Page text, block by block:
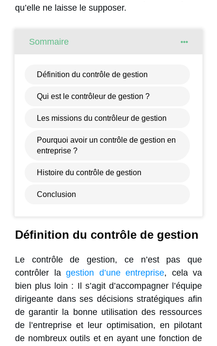
qu’elle ne laisse le supposer.
Sommaire
Définition du contrôle de gestion
Qui est le contrôleur de gestion ?
Les missions du contrôleur de gestion
Pourquoi avoir un contrôle de gestion en
entreprise ?
Histoire du contrôle de gestion
Conclusion
Définition du contrôle de gestion
Le contrôle de gestion, ce n’est pas que
contrôler la gestion d’une entreprise, cela va
bien plus loin : Il s’agit d’accompagner l’équipe
dirigeante dans ses décisions stratégiques afin
de garantir la bonne utilisation des ressources
de l’entreprise et leur optimisation, en pilotant
de nombreux outils et en ayant une fonction de